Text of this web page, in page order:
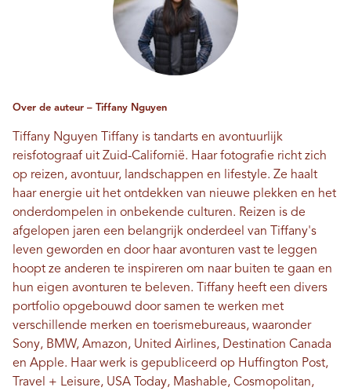
Over de auteur – Tiffany Nguyen
Tiffany Nguyen Tiffany is tandarts en avontuurlijk
reisfotograaf uit Zuid-Californië. Haar fotografie richt zich
op reizen, avontuur, landschappen en lifestyle. Ze haalt
haar energie uit het ontdekken van nieuwe plekken en het
onderdompelen in onbekende culturen. Reizen is de
afgelopen jaren een belangrijk onderdeel van Tiffany's
leven geworden en door haar avonturen vast te leggen
hoopt ze anderen te inspireren om naar buiten te gaan en
hun eigen avonturen te beleven. Tiffany heeft een divers
portfolio opgebouwd door samen te werken met
verschillende merken en toerismebureaus, waaronder
Sony, BMW, Amazon, United Airlines, Destination Canada
en Apple. Haar werk is gepubliceerd op Huffington Post,
Travel + Leisure, USA Today, Mashable, Cosmopolitan,